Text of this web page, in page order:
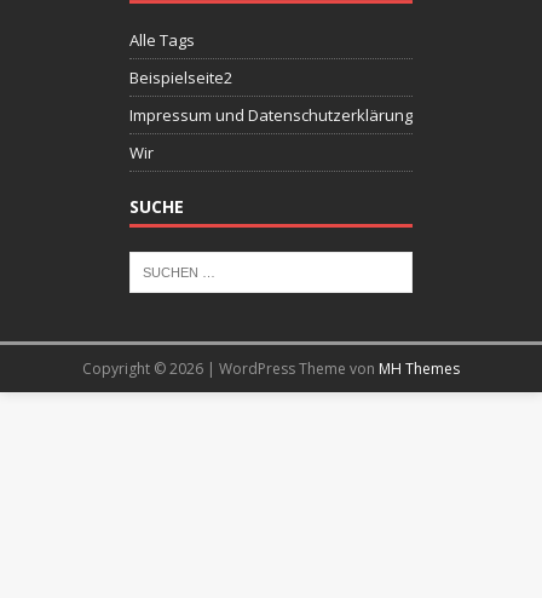
Alle Tags
Beispielseite2
Impressum und Datenschutzerklärung
Wir
SUCHE
Copyright © 2026 | WordPress Theme von MH Themes